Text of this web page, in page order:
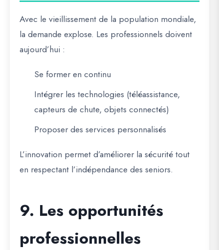
Avec le vieillissement de la population mondiale,
la demande explose. Les professionnels doivent
aujourd’hui :
Se former en continu
Intégrer les technologies (téléassistance,
capteurs de chute, objets connectés)
Proposer des services personnalisés
L’innovation permet d’améliorer la sécurité tout
en respectant l’indépendance des seniors.
9. Les opportunités
professionnelles